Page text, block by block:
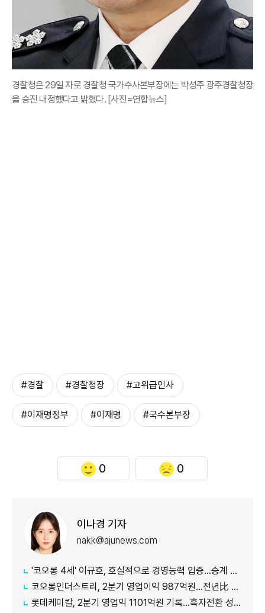
경찰청은 29일 자로 경찰청 국가수사본부장에는 박성주 광주경찰청장
을 승진 내정했다고 밝혔다. [사진=연합뉴스]
#경찰 #경찰청장 #고위급인사
#이재명정부 #이재명 #국수본부장
0 0
이나경 기자
nakk@ajunews.com
'코오롱 4세' 이규호, 호실적으로 경영능력 입증…승계 기반 강화
코오롱인더스트리, 2분기 영업이익 987억원...전년比 118% 증가
롯데케미칼, 2분기 영업익 1101억원 기록...흑자전환 성공